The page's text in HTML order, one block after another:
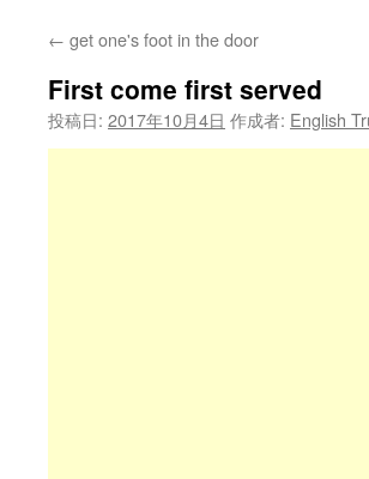
← get one's foot in the door
First come first served
投稿日: 2017年10月4日 作成者: English